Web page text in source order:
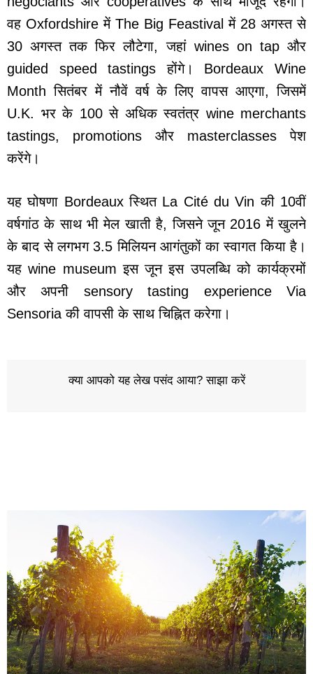
वह Oxfordshire में The Big Feastival में 28 अगस्त से
30 अगस्त तक फिर लौटेगा, जहां wines on tap और
guided speed tastings होंगे। Bordeaux Wine
Month सितंबर में नौवें वर्ष के लिए वापस आएगा, जिसमें
U.K. भर के 100 से अधिक स्वतंत्र wine merchants
tastings, promotions और masterclasses पेश
करेंगे।
यह घोषणा Bordeaux स्थित La Cité du Vin की 10वीं
वर्षगांठ के साथ भी मेल खाती है, जिसने जून 2016 में खुलने
के बाद से लगभग 3.5 मिलियन आगंतुकों का स्वागत किया है।
यह wine museum इस जून इस उपलब्धि को कार्यक्रमों
और अपनी sensory tasting experience Via
Sensoria की वापसी के साथ चिह्नित करेगा।
क्या आपको यह लेख पसंद आया? साझा करें